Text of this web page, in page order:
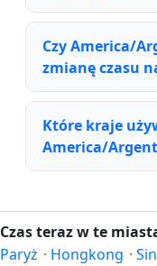
Czy America/
zmianę czasu
Które kraje
America/
Czas teraz w te
Paryż · Hongkong ·